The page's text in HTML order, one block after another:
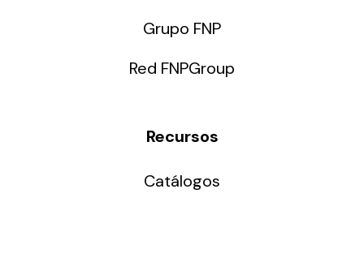
Grupo FNP
Red FNPGroup
Recursos
Catálogos